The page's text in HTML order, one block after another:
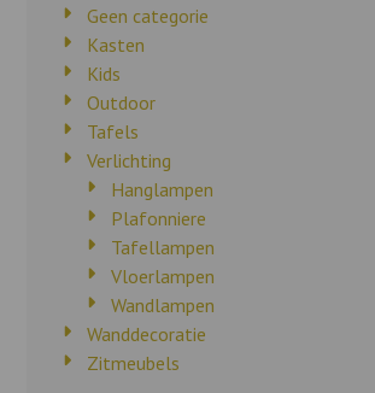
Geen categorie
Kasten
Kids
Outdoor
Tafels
Verlichting
Hanglampen
Plafonniere
Tafellampen
Vloerlampen
Wandlampen
Wanddecoratie
Zitmeubels